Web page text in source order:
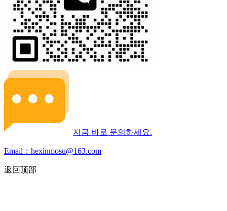
지금 바로 문의하세요.
Email：hexinmosu@163.com
返回顶部